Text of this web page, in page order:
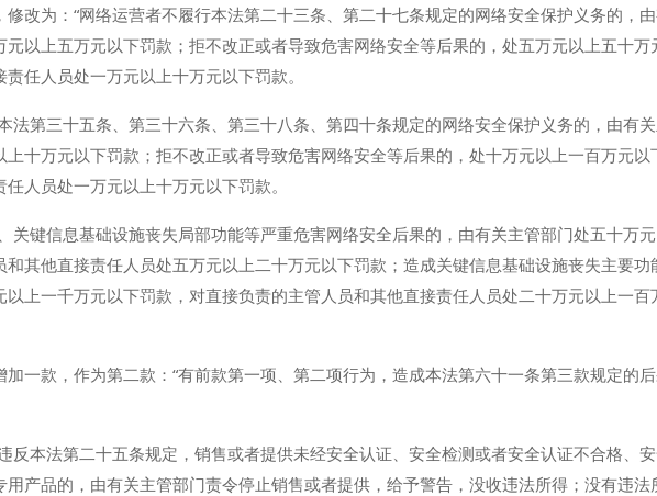
改为：“网络运营者不履行本法第二十三条、第二十七条规定的网络安全保护义务的，
以上五万元以下罚款；拒不改正或者导致危害网络安全等后果的，处五万元以上五十万
任人员处一万元以上十万元以下罚款。
法第三十五条、第三十六条、第三十八条、第四十条规定的网络安全保护义务的，由有
十万元以下罚款；拒不改正或者导致危害网络安全等后果的，处十万元以上一百万元以
人员处一万元以上十万元以下罚款。
关键信息基础设施丧失局部功能等严重危害网络安全后果的，由有关主管部门处五十万
其他直接责任人员处五万元以上二十万元以下罚款；造成关键信息基础设施丧失主要功
上一千万元以下罚款，对直接负责的主管人员和其他直接责任人员处二十万元以上一百
一款，作为第二款：“有前款第一项、第二项行为，造成本法第六十一条第三款规定的后
反本法第二十五条规定，销售或者提供未经安全认证、安全检测或者安全认证不合格、
产品的，由有关主管部门责令停止销售或者提供，给予警告，没收违法所得；没有违法